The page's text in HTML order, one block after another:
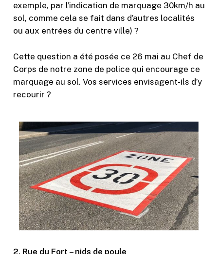
exemple, par l’indication de marquage 30km/h au
sol, comme cela se fait dans d’autres localités
ou aux entrées du centre ville) ?
Cette question a été posée ce 26 mai au Chef de
Corps de notre zone de police qui encourage ce
marquage au sol. Vos services envisagent-ils d’y
recourir ?
2. Rue du Fort – nids de poule